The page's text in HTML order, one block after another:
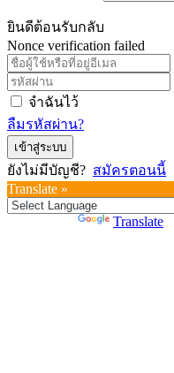
ยินดีต้อนรับกลับ
Nonce verification failed
จำฉันไว้
ลืมรหัสผ่าน?
เข้าสู่ระบบ
ยังไม่มีบัญชี? สมัครตอนนี้
Translate »
Translate